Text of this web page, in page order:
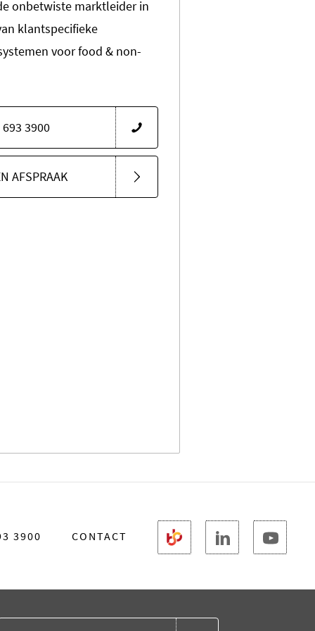
onbetwiste marktleider in
klantspecifieke
voor food & non-
3900
AFSPRAAK
3900 CONTACT